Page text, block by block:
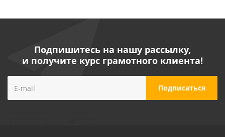
Подпишитесь на нашу рассылку,
и получите курс грамотного клиента!